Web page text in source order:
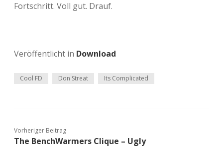
Fortschritt. Voll gut. Drauf.
Veröffentlicht in Download
Cool FD Don Streat Its Complicated
Vorheriger Beitrag
The BenchWarmers Clique – Ugly